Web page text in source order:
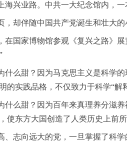
兴业路。中共一大纪念馆内，一
却伴随中国共产党诞生和壮大的
国家博物馆参观《复兴之路》展
么甜？因为马克思主义是科学的
的实践品格，不仅致力于科学“解
么甜？因为百年来真理养分滋养
使东方大国创造了人类历史上前
志向远大的党，一旦掌握了科学